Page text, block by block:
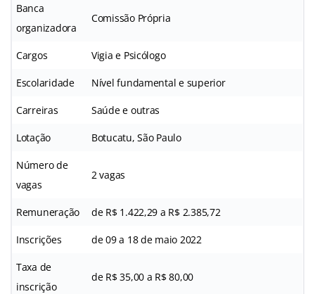
Banca
organizadora
Comissão Própria
Cargos Vigia e Psicólogo
Escolaridade Nível fundamental e superior
Carreiras Saúde e outras
Lotação Botucatu, São Paulo
Número de
vagas
2 vagas
Remuneração de R$ 1.422,29 a R$ 2.385,72
Inscrições de 09 a 18 de maio 2022
Taxa de
inscrição
de R$ 35,00 a R$ 80,00